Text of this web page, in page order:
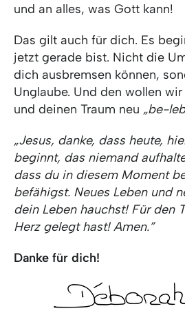
und an alles, was Gott kann!
Das gilt auch für dich. Es
jetzt gerade bist. Nicht die
dich ausbremsen können,
Unglaube. Und den wollen
und deinen Traum neu „be-
„Jesus, danke, dass heute,
beginnt, das niemand
dass du in diesem Moment
befähigst. Neues Leben und
dein Leben hauchst! Für den
Herz gelegt hast! Amen.”
Danke für dich!